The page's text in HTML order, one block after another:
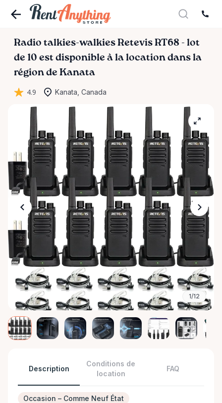
Radio talkies-walkies Retevis RT68 - lot
de 10 est disponible à la location dans la
région de Kanata
4.9 Kanata, Canada
1/12
Description
Conditions de
location
FAQ
Occasion – Comme Neuf État